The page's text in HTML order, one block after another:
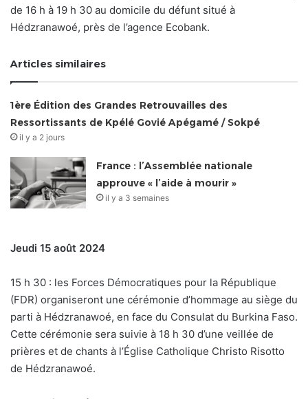
de 16 h à 19 h 30 au domicile du défunt situé à
Hédzranawoé, près de l’agence Ecobank.
Articles similaires
1ère Édition des Grandes Retrouvailles des
Ressortissants de Kpélé Govié Apégamé / Sokpé
il y a 2 jours
France : l’Assemblée nationale
approuve « l’aide à mourir »
il y a 3 semaines
Jeudi 15 août 2024
15 h 30 : les Forces Démocratiques pour la République
(FDR) organiseront une cérémonie d’hommage au siège du
parti à Hédzranawoé, en face du Consulat du Burkina Faso.
Cette cérémonie sera suivie à 18 h 30 d’une veillée de
prières et de chants à l’Église Catholique Christo Risotto
de Hédzranawoé.